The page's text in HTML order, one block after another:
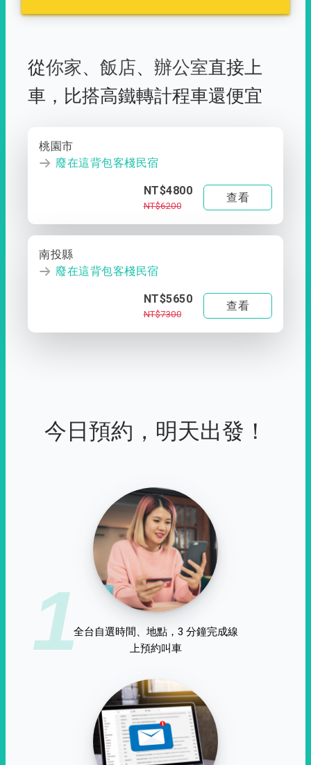
從你家、 飯店、 辦公室直接上
車， 比搭高鐵轉計程車還便宜
桃園市
廢在這背包客棧民宿
NT$4800
NT$6200
查看
南投縣
廢在這背包客棧民宿
NT$5650
NT$7300
查看
今日預約，明天出發！
1全台自選時間、地點，3 分鐘完成線
上預約叫車